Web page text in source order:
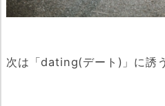
次は「dating(デート)」に誘